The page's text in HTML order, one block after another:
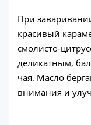
При
красивый
смолисто-
деликатным,
чая. Масло
внимания и